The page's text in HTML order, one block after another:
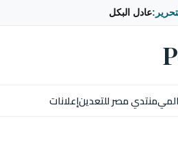
عادل البكل
منتدي مصر للتعدينإعلانات